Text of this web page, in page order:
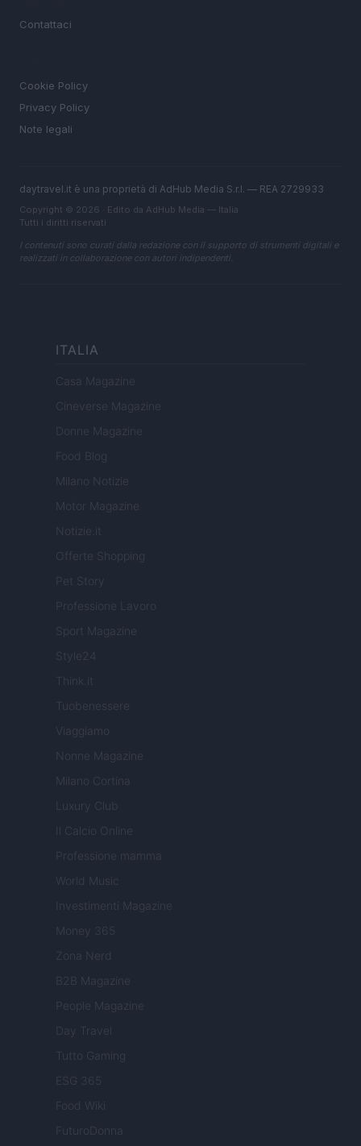
Contattaci
Cookie Policy
Privacy Policy
Note legali
daytravel.it è una proprietà di AdHub Media S.r.l. — REA 2729933
Copyright © 2026 · Edito da AdHub Media — Italia
Tutti i diritti riservati
I contenuti sono curati dalla redazione con il supporto di strumenti digitali e
realizzati in collaborazione con autori indipendenti.
ITALIA
Casa Magazine
Cineverse Magazine
Donne Magazine
Food Blog
Milano Notizie
Motor Magazine
Notizie.it
Offerte Shopping
Pet Story
Professione Lavoro
Sport Magazine
Style24
Think.it
Tuobenessere
Viaggiamo
Nonne Magazine
Milano Cortina
Luxury Club
Il Calcio Online
Professione mamma
World Music
Investimenti Magazine
Money 365
Zona Nerd
B2B Magazine
People Magazine
Day Travel
Tutto Gaming
ESG 365
Food Wiki
FuturoDonna